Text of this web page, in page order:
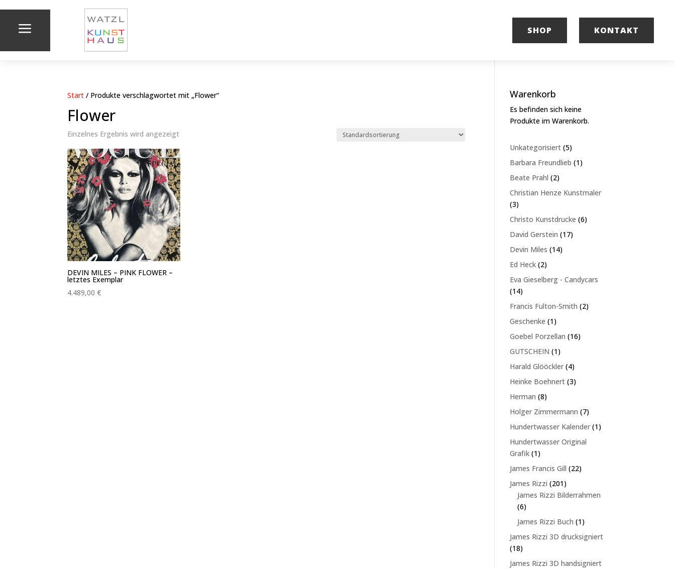
a SHOP KONTAKT
Start / Produkte verschlagwortet mit „Flower“
Flower
Einzelnes Ergebnis wird angezeigt
DEVIN MILES – PINK FLOWER –
letztes Exemplar
4.489,00€
Warenkorb
Es befinden sich keine
Produkte im Warenkorb.
Unkategorisiert 55
Produkte
Barbara Freundlieb 11
Beate Prahl 22
Produkte
Christian Henze Kunstmaler
33
Produkte
Christo Kunstdrucke 66
David Gerstein 1717
Devin Miles 1414
Ed Heck 22
Produkte
Eva Gieselberg - Candycars
1414
Produkte
Francis Fulton-Smith 22
Geschenke 11
Produkt
Goebel Porzellan 1616
GUTSCHEIN 11
Produkt
Harald Glööckler 44
Produkte
Heinke Boehnert 33
Herman 88
Holger Zimmermann 77
Produkte
Hundertwasser Kalender 11
Hundertwasser Original
Grafik 11
Produkt
James Francis Gill 2222
James Rizzi 201201
Produkte
James Rizzi Bilderrahmen
66
Produkte
James Rizzi Buch 11
Produkt
James Rizzi 3D drucksigniert
1818
Produkte
James Rizzi 3D handsigniert